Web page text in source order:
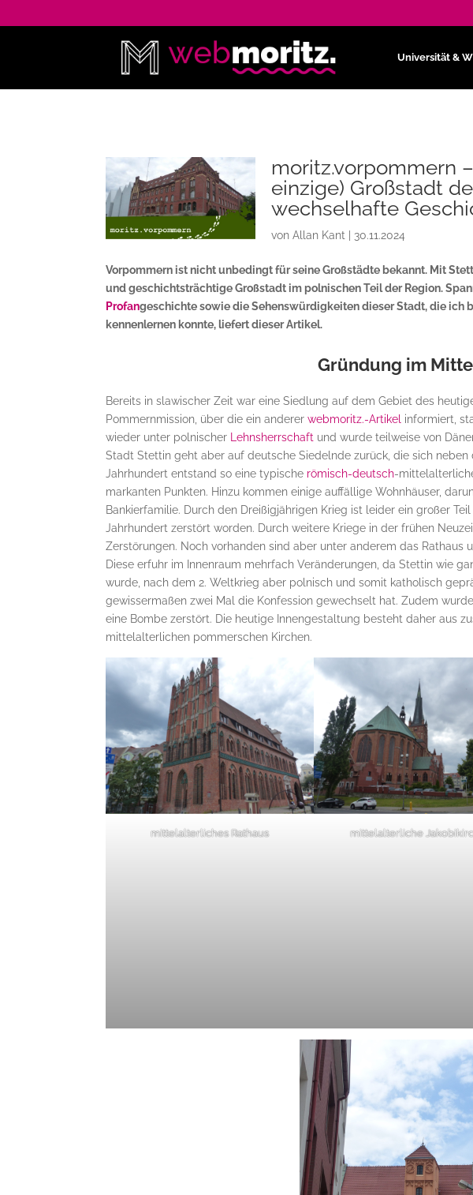
Universität &
moritz.vorpommern
einzige) Großstadt
wechselhafte
vonAllan Kant 30.11.2024
Vorpommern ist nicht unbedingt für seine Großstädte bekannt. Mit
und geschichtsträchtige Großstadt im polnischen Teil der Region.
Profangeschichte sowie die Sehenswürdigkeiten dieser Stadt, die ich
kennenlernen konnte, liefert dieser Artikel.
Gründung im
Bereits in slawischer Zeit war eine Siedlung auf dem Gebiet des
Pommernmission, über die ein andererwebmoritz.-Artikel informiert,
wieder unter polnischer
Lehnsherrschaft und wurde teilweise von
Stadt Stettin geht aber auf deutsche Siedelnde zurück, die sich neben
Jahrhundert entstand so eine typische römisch-deutsch-
markanten Punkten. Hinzu kommen einige auffällige Wohnhäuser,
Bankierfamilie. Durch den Dreißigjährigen Krieg ist leider ein großer
Jahrhundert zerstört worden. Durch weitere Kriege in der frühen
Zerstörungen. Noch vorhanden sind aber unter anderem das Rathaus
Diese erfuhr im Innenraum mehrfach Veränderungen, da Stettin wie
wurde, nach dem 2. Weltkrieg aber polnisch und somit katholisch
gewissermaßen zwei Mal die Konfession gewechselt hat. Zudem
eine Bombe zerstört. Die heutige Innengestaltung besteht daher aus
mittelalterlichen pommerschen Kirchen.
mittelalterliches Rathaus mittelalterliche